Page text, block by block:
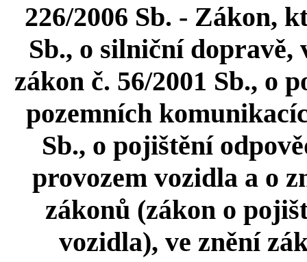
226/2006 Sb. - Zákon,
Sb., o silniční dopravě,
zákon č. 56/2001 Sb., o
pozemních
Sb., o pojištění
provozem vozidla a o
zákonů (zákon o
vozidla), ve znění